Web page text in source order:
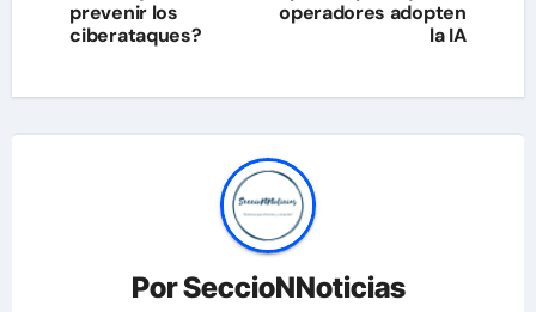
entradas
prevenir los
ciberataques?
operadores adopten
la IA
PorSeccioNNoticias